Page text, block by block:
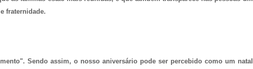
fraternidade.
Sendo assim, o nosso aniversário pode ser percebido como um natal